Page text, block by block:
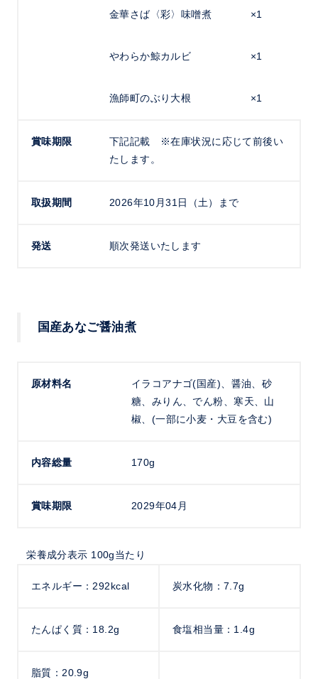
金華さば〈彩〉味噌煮 ×1
やわらか鯨カルビ ×1
漁師町のぶり大根 ×1
賞味期限
下記記載 ※在庫状況に応じて前後い
たします。
取扱期間 2026年10月31日（土）まで
発送 順次発送いたします
国産あなご醤油煮
原材料名
イラコアナゴ(国産)、醤油、砂
糖、みりん、でん粉、寒天、山
椒、(一部に小麦・大豆を含む)
内容総量 170g
賞味期限 2029年04月
栄養成分表示 100g当たり
エネルギー：292kcal 炭水化物：7.7g
たんぱく質：18.2g 食塩相当量：1.4g
脂質：20.9g